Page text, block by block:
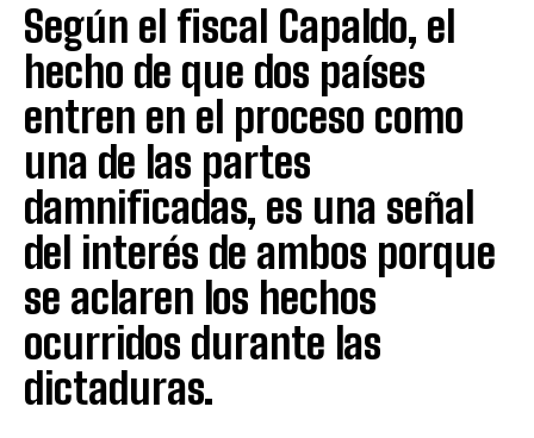
Según el fiscal Capaldo, el
hecho de que dos países
entren en el proceso como
una de las partes
damnificadas, es una señal
del interés de ambos porque
se aclaren los hechos
ocurridos durante las
dictaduras.